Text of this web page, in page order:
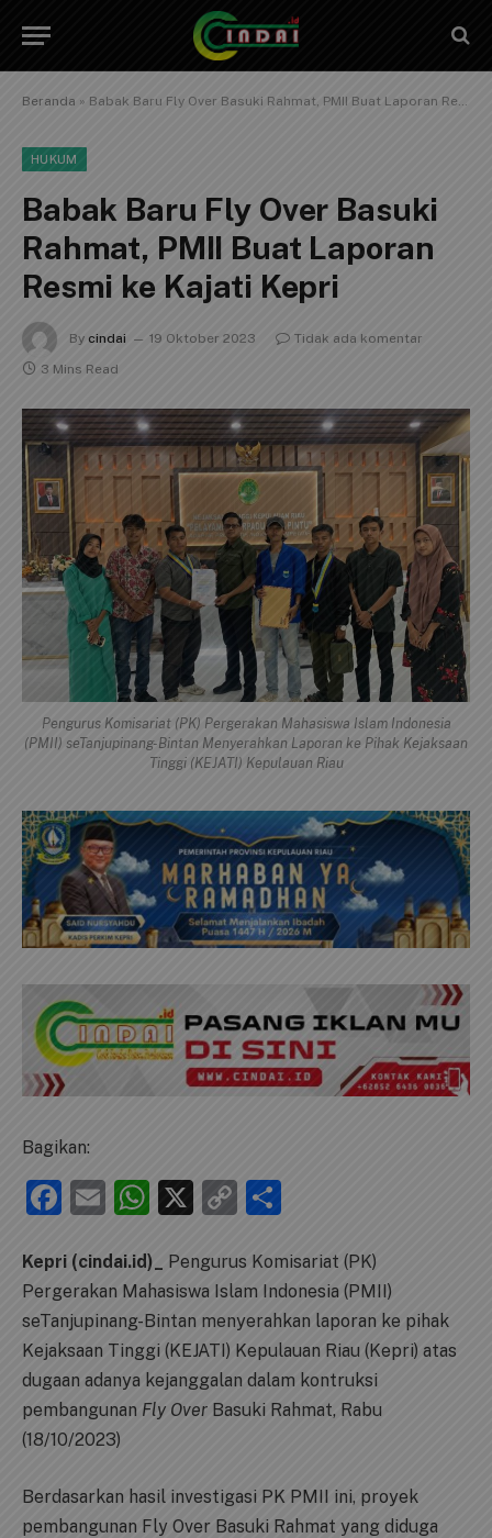
Beranda » Babak Baru Fly Over Basuki Rahmat, PMII Buat Laporan Resmi ke Kajati Kepri
HUKUM
Babak Baru Fly Over Basuki
Rahmat, PMII Buat Laporan
Resmi ke Kajati Kepri
By cindai 19 Oktober 2023
Tidak ada komentar
3 Mins Read
Pengurus Komisariat (PK) Pergerakan Mahasiswa Islam Indonesia
(PMII) seTanjupinang-Bintan Menyerahkan Laporan ke Pihak Kejaksaan
Tinggi (KEJATI) Kepulauan Riau
Bagikan:
Facebook
EmailWhatsApp
X
Copy
Kepri (cindai.id)_ Pengurus Komisariat (PK)
Pergerakan Mahasiswa Islam Indonesia (PMII)
seTanjupinang-Bintan menyerahkan laporan ke pihak
Kejaksaan Tinggi (KEJATI) Kepulauan Riau (Kepri) atas
dugaan adanya kejanggalan dalam kontruksi
pembangunan Fly Over Basuki Rahmat, Rabu
(18/10/2023)
Berdasarkan hasil investigasi PK PMII ini, proyek
pembangunan Fly Over Basuki Rahmat yang diduga